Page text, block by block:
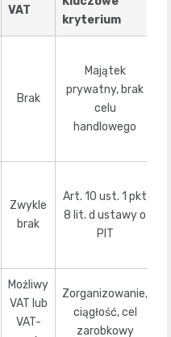
VAT
kryterium
Brak
Majątek
prywatny, brak
celu
handlowego
Zwykle
brak
Art. 10 ust. 1 pkt
8 lit. d ustawy o
PIT
Możliwy
VAT lub
VAT-
Zorganizowanie,
ciągłość, cel
zarobkowy